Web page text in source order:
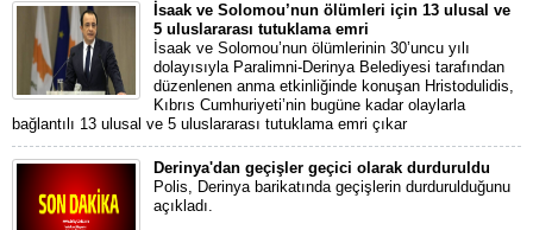
İsaak ve Solomou’nun ölümleri için 13 ulusal ve
5 uluslararası tutuklama emri
İsaak ve Solomou’nun ölümlerinin 30’uncu yılı
dolayısıyla Paralimni-Derinya Belediyesi tarafından
düzenlenen anma etkinliğinde konuşan Hristodulidis,
Kıbrıs Cumhuriyeti’nin bugüne kadar olaylarla
bağlantılı 13 ulusal ve 5 uluslararası tutuklama emri çıkar
Derinya'dan geçişler geçici olarak durduruldu
Polis, Derinya barikatında geçişlerin durdurulduğunu
açıkladı.